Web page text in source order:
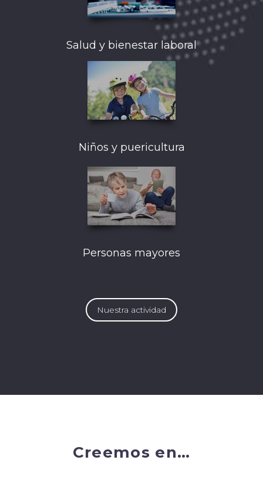
Salud y bienestar laboral
Niños y puericultura
Personas mayores
Nuestra actividad
Creemos en…